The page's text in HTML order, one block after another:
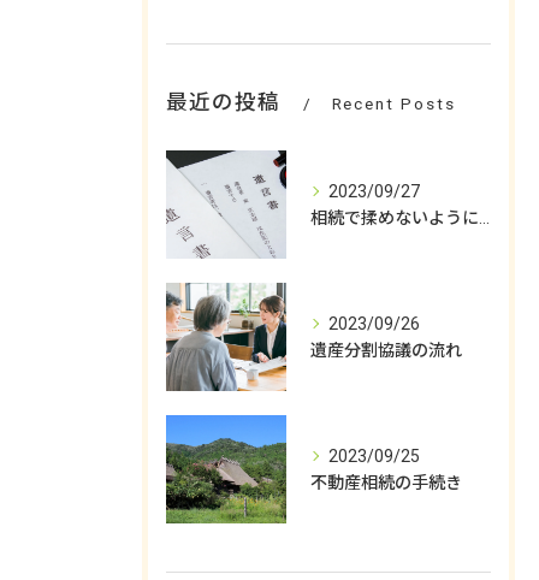
最近の投稿 Recent Posts
2023/09/27
2023/09/26
遺産分割協議の流れ
2023/09/25
不動産相続の手続き